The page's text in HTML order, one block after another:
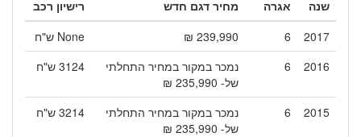
שנה
אגרה
מחיר דגם חדש
רישיון רכב
2017
6
239,990 ₪
None ש"ח
2016
6
נמכר במקור במחיר התחלתי
של- 235,990 ₪
3124 ש"ח
2015
6
נמכר במקור במחיר התחלתי
של- 235,990 ₪
3214 ש"ח